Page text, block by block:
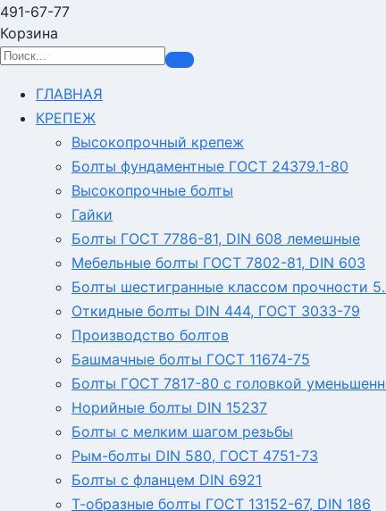
491-67-77
Корзина
ГЛАВНАЯ
КРЕПЕЖ
Высокопрочный крепеж
Болты фундаментные ГОСТ 24379.1-80
Высокопрочные болты
Гайки
Болты ГОСТ 7786-81, DIN 608 лемешные
Мебельные болты ГОСТ 7802-81, DIN 603
Болты шестигранные классом прочности
Откидные болты DIN 444, ГОСТ 3033-79
Производство болтов
Башмачные болты ГОСТ 11674-75
Болты ГОСТ 7817-80 с головкой
Норийные болты DIN 15237
Болты с мелким шагом резьбы
Рым-болты DIN 580, ГОСТ 4751-73
Болты с фланцем DIN 6921
Т-образные болты ГОСТ 13152-67, DIN 186